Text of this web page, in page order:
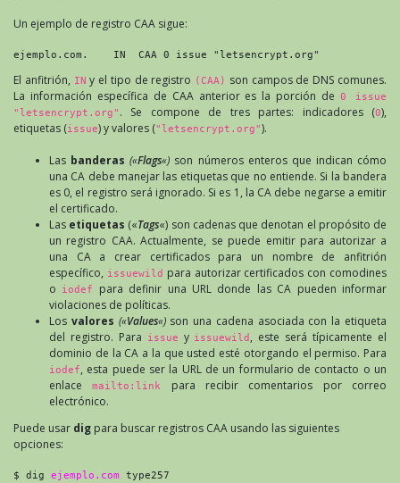
Un ejemplo de registro CAA sigue:
ejemplo.com.    IN  CAA 0 issue "letsencrypt.org"
El anfitrión, IN y el tipo de registro (CAA) son campos de DNS comunes.
La información específica de CAA anterior es la porción de0 issue
"letsencrypt.org" . Se compone de tres partes: indicadores (0),
etiquetas (issue) y valores ("letsencrypt.org").
Las banderas («Flags«) son números enteros que indican cómo
una CA debe manejar las etiquetas que no entiende. Si la bandera
es 0, el registro será ignorado. Si es 1, la CA debe negarse a emitir
el certificado.
Las etiquetas («Tags«) son cadenas que denotan el propósito de
un registro CAA. Actualmente, se puede emitir para autorizar a
una CA a crear certificados para un nombre de anfitrión
específico, issuewild para autorizar certificados con comodines
o
iodef
para definir una URL donde las CA pueden informar
violaciones de políticas.
Los valores («Values«)son una cadena asociada con la etiqueta
del registro. Para
issue y issuewild , este será típicamente el
dominio de la CA a la que usted esté otorgando el permiso. Para
iodef, esta puede ser la URL de un formulario de contacto o un
enlacemailto:link
para recibir comentarios por correo
electrónico.
Puede usar dig para buscar registros CAA usando las siguientes
opciones:
$ dig ejemplo.com type257